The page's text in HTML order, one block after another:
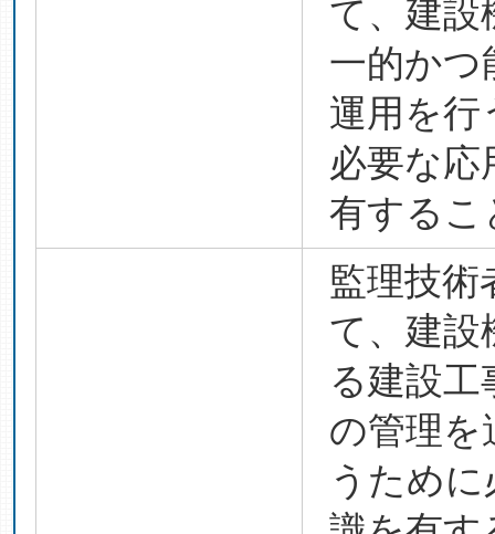
て、建設
一的かつ
運用を行
必要な応
有するこ
監理技術
て、建設
る建設工
の管理を
うため